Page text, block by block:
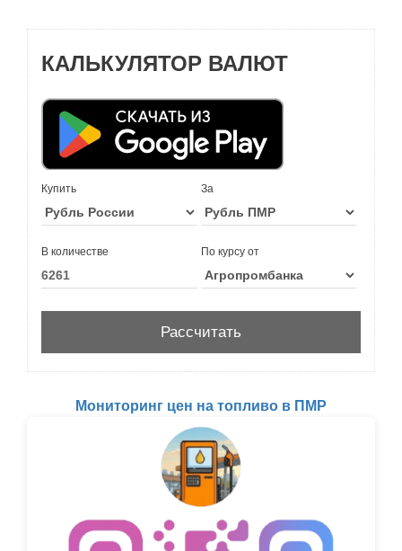
КАЛЬКУЛЯТОР ВАЛЮТ
Купить За
В количестве По курсу от
Мониторинг цен на топливо в ПМР